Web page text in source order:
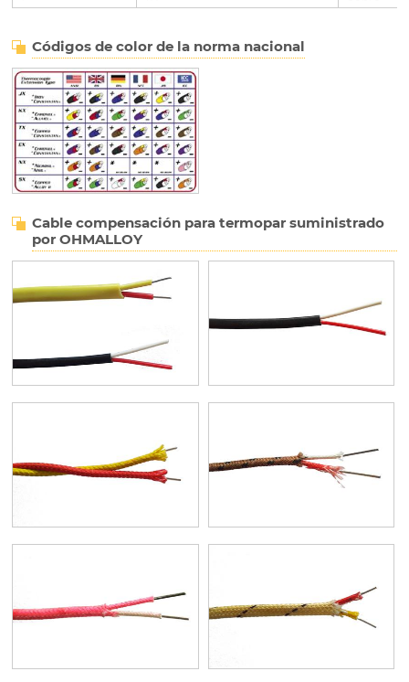
Códigos de color de la norma nacional
Cable compensación para termopar suministrado
por OHMALLOY